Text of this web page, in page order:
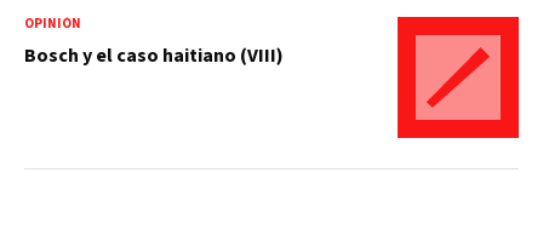
OPINIÓN
Bosch y el caso haitiano (VIII)